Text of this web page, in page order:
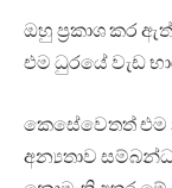
ඔහු ප්‍රකාශ කර
එම ධුරයේ වැඩ
කෙසේවෙතත් එම
අන්‍යතාව